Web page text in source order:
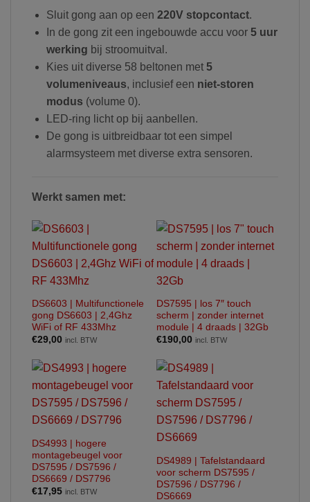
Sluit gong aan op een 220V stopcontact.
In de gong zit een ingebouwde accu voor 5 uur
werking bij stroomuitval.
Kies uit diverse 58 beltonen met 5
volumeniveaus, inclusief een niet-storen
modus (volume 0).
LED-ring licht op bij aanbellen.
De gong is uitbreidbaar tot een simpel
alarmsysteem met diverse extra sensoren.
Werkt samen met:
DS6603 | Multifunctionele
gong DS6603 | 2,4Ghz
WiFi of RF 433Mhz
€29,00 incl. BTW
DS7595 | los 7″ touch
scherm | zonder internet
module | 4 draads | 32Gb
€190,00 incl. BTW
DS4993 | hogere
montagebeugel voor
DS7595 / DS7596 /
DS6669 / DS7796
€17,95 incl. BTW
DS4989 | Tafelstandaard
voor scherm DS7595 /
DS7596 / DS7796 /
DS6669